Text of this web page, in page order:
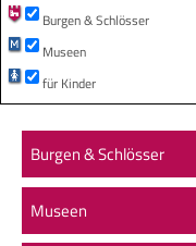
Burgen & Schlösser
Museen
für Kinder
Burgen & Schlösser
Museen